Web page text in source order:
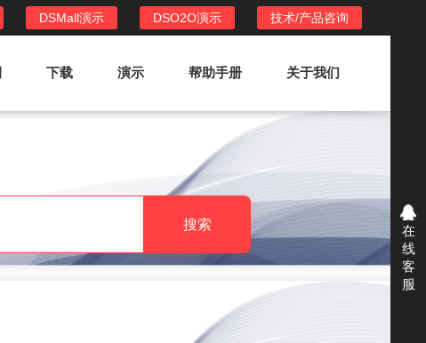
技术/产品咨询
DSO2O演示
DSMall演示
DSO2O功能列表
提供新零售线上化经营管理工具，基于
LBS定位，只为让更多客户、多次到店
消费
下载 演示 帮助手册 关于我们
搜索
在
线
客
服